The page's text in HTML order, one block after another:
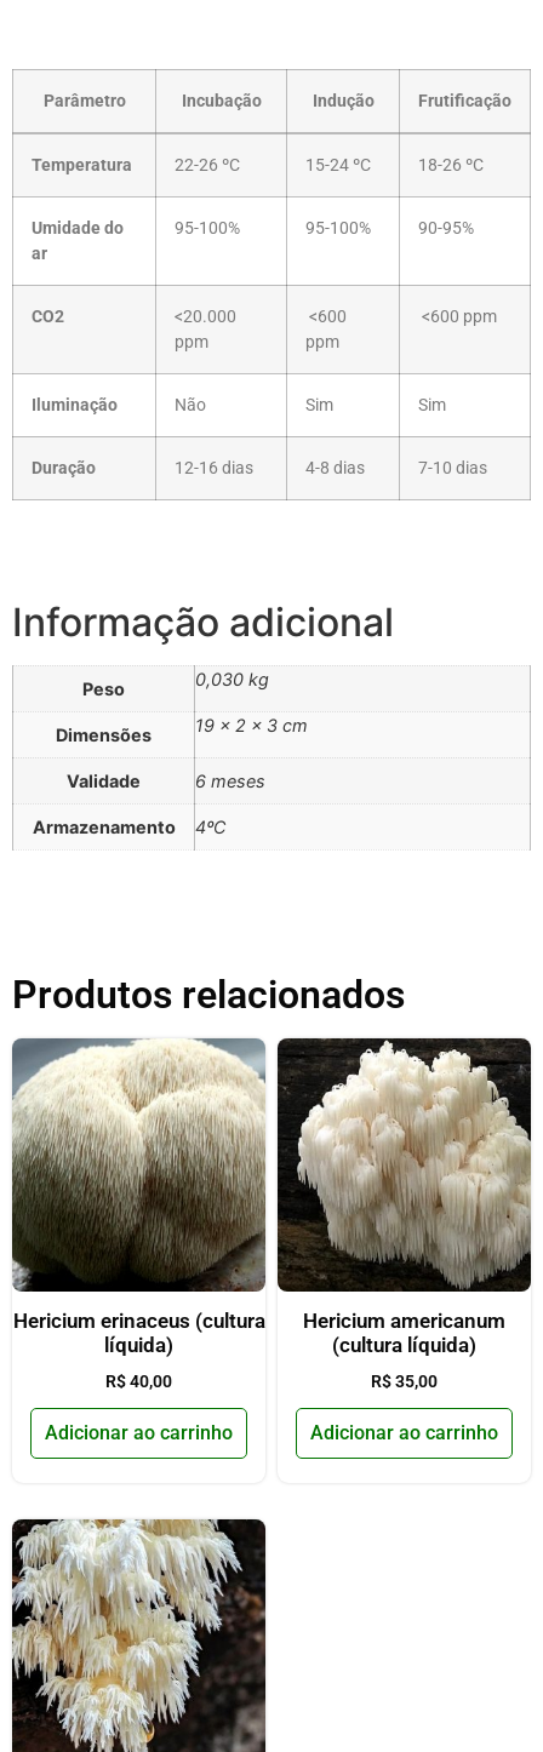
Parâmetro Incubação Indução Frutificação
Temperatura 22-26 ºC 15-24 ºC 18-26 ºC
Umidade do
ar
95-100% 95-100% 90-95%
CO2
<20.000
ppm
<600
ppm
<600 ppm
Iluminação Não Sim Sim
Duração 12-16 dias 4-8 dias 7-10 dias
Informação adicional
Peso 0,030 kg
Dimensões 19 × 2 × 3 cm
Validade 6 meses
Armazenamento 4ºC
Produtos relacionados
Hericium erinaceus (cultura
líquida)
R$40,00
Adicionar ao carrinho
Hericium americanum
(cultura líquida)
R$35,00
Adicionar ao carrinho